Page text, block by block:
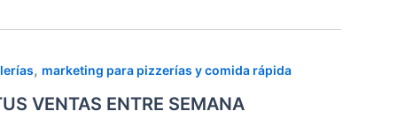
, marketing para pizzerías y comida rápida
VENTAS ENTRE SEMANA